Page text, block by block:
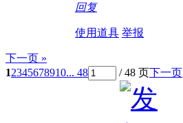
回复
使用道具 举报
下一页 »
12345678910... 48 / 48 页下一页